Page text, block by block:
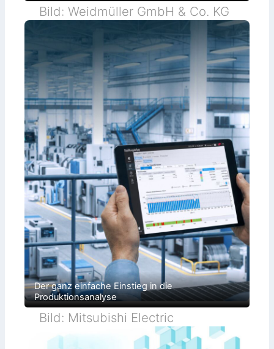
Bild: Weidmüller GmbH & Co. KG
Der ganz einfache Einstieg in die
Produktionsanalyse
Bild: Mitsubishi Electric